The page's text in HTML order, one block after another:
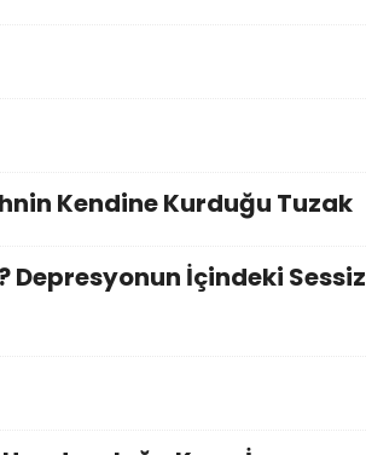
Kendine Kurduğu Tuzak
Depresyonun İçindeki Sessiz